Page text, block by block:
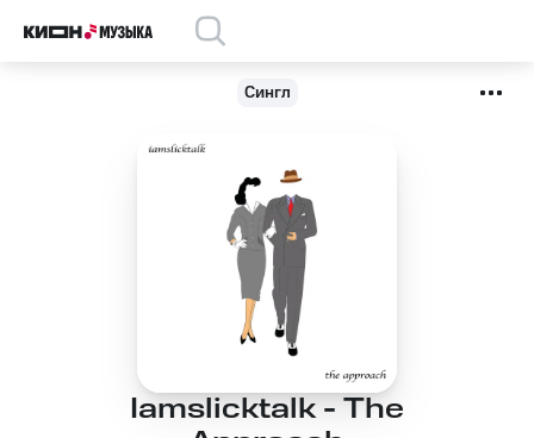
Сингл
Iamslicktalk - The